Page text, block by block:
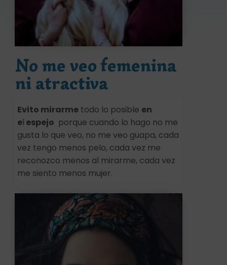
No me veo femenina
ni atractiva
Evito mirarme todo lo posible en
el espejo porque cuando lo hago no me
gusta lo que veo, no me veo guapa, cada
vez tengo menos pelo, cada vez me
reconozco menos al mirarme, cada vez
me siento menos mujer.